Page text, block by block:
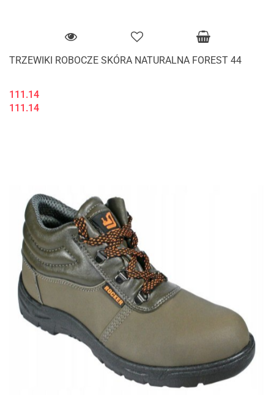
TRZEWIKI ROBOCZE SKÓRA NATURALNA FOREST 44
111.14
111.14